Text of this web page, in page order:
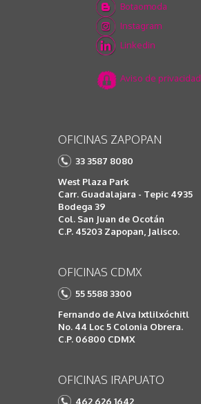
Botaomoda
Instagram
Linkedin
Aviso de privacidad
OFICINAS ZAPOPAN
33 3587 8080
West Plaza Park
Carr. Guadalajara - Tepic 4935
Bodega 39
Col. San Juan de Ocotán
C.P. 45203 Zapopan, Jalisco.
OFICINAS CDMX
55 5588 3300
Fernando de Alva Ixtlilxóchitl
No. 44 Loc 5 Colonia Obrera.
C.P. 06800 CDMX
OFICINAS IRAPUATO
462 626 1642